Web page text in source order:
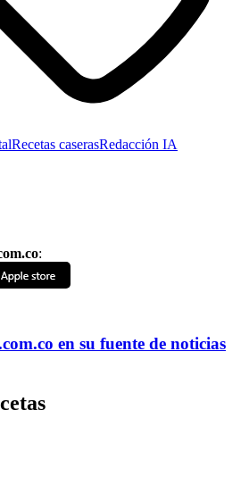
Recetas caserasRedacción IA
:
en su fuente de noticias